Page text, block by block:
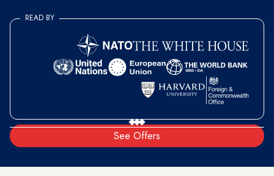
See Offers
READ BY